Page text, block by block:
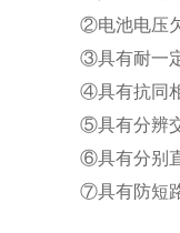
②电池电压
③具有耐一
④具有抗同
⑤具有分辨
⑥具有分别
⑦具有防短